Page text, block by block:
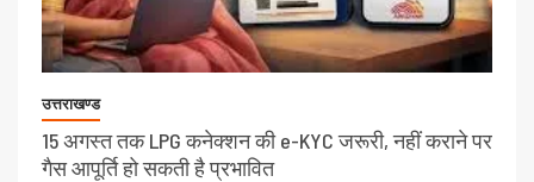
उत्तराखण्ड
15 अगस्त तक LPG कनेक्शन की e-KYC जरूरी, नहीं कराने पर
गैस आपूर्ति हो सकती है प्रभावित